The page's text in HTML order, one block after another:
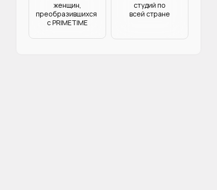
студий по
всей стране
женщин,
преобразившихся
с PRIMETIME